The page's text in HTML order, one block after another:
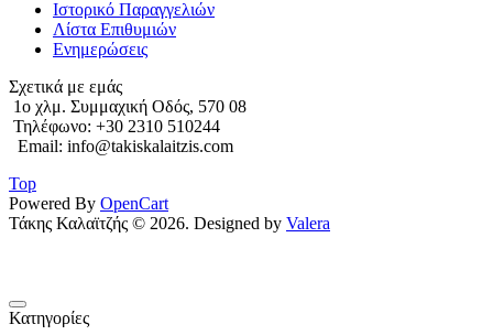
Ιστορικό Παραγγελιών
Λίστα Επιθυμιών
Ενημερώσεις
Σχετικά με εμάς
1o χλμ. Συμμαχική Οδός, 570 08
Τηλέφωνο: +30 2310 510244
Email: info@takiskalaitzis.com
Top
Powered By OpenCart
Τάκης Καλαϊτζής © 2026. Designed by Valera
Κατηγορίες